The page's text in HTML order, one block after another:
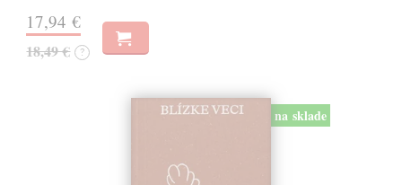
17,94 €
18,49 € ?
na sklade